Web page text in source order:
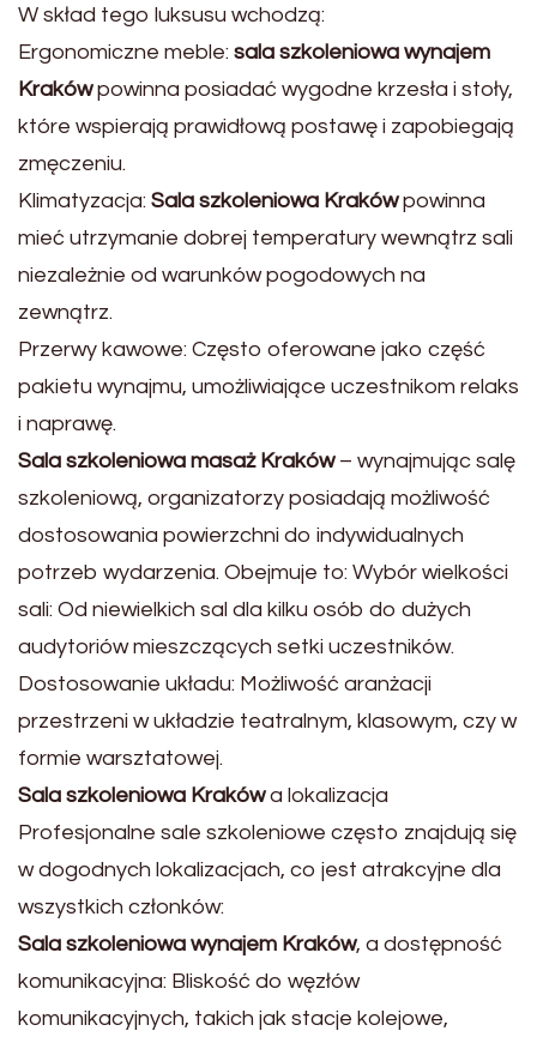
W skład tego luksusu wchodzą:
Ergonomiczne meble: sala szkoleniowa wynajem
Krakówpowinna posiadać wygodne krzesła i stoły,
które wspierają prawidłową postawę i zapobiegają
zmęczeniu.
Klimatyzacja: Sala szkoleniowa Krakówpowinna
mieć utrzymanie dobrej temperatury wewnątrz sali
niezależnie od warunków pogodowych na
zewnątrz.
Przerwy kawowe: Często oferowane jako część
pakietu wynajmu, umożliwiające uczestnikom relaks
i naprawę.
Sala szkoleniowa masaż Kraków– wynajmując salę
szkoleniową, organizatorzy posiadają możliwość
dostosowania powierzchni do indywidualnych
potrzeb wydarzenia. Obejmuje to: Wybór wielkości
sali: Od niewielkich sal dla kilku osób do dużych
audytoriów mieszczących setki uczestników.
Dostosowanie układu: Możliwość aranżacji
przestrzeni w układzie teatralnym, klasowym, czy w
formie warsztatowej.
Sala szkoleniowa Krakówa lokalizacja
Profesjonalne sale szkoleniowe często znajdują się
w dogodnych lokalizacjach, co jest atrakcyjne dla
wszystkich członków:
Sala szkoleniowa wynajem Kraków, a dostępność
komunikacyjna: Bliskość do węzłów
komunikacyjnych, takich jak stacje kolejowe,